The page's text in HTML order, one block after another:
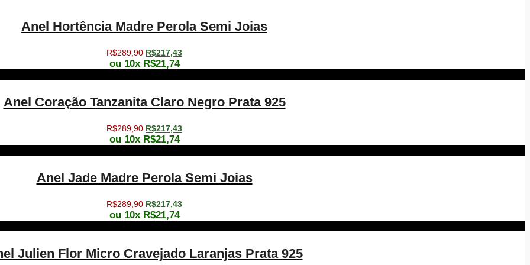
Anel Hortência Madre Perola Semi Joias
R$289,90 O
preço
R$289,90.
R$217,43O
R$217,43.
ou 10x R$21,74
Anel Coração Tanzanita Claro Negro Prata 925
R$289,90 O
preço
R$289,90.
R$217,43O
R$217,43.
ou 10x R$21,74
Anel Jade Madre Perola Semi Joias
R$289,90 O
preço
R$289,90.
R$217,43O
R$217,43.
ou 10x R$21,74
Julien Flor Micro Cravejado Laranjas Prata 925